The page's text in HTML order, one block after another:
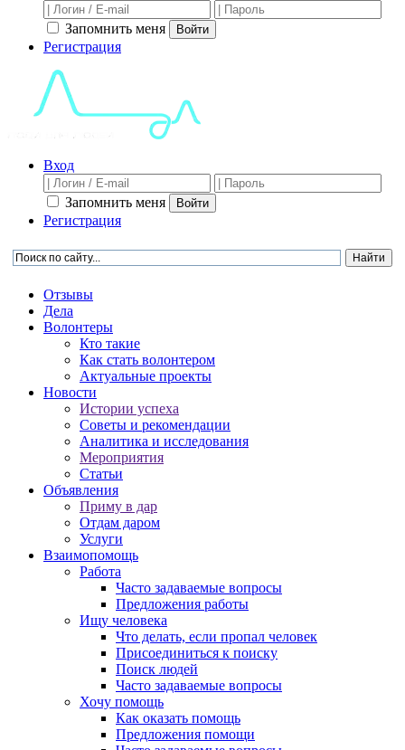
Запомнить меня Войти
Регистрация
Вход
Запомнить меня Войти
Регистрация
Отзывы
Дела
Волонтеры
Кто такие
Как стать волонтером
Актуальные проекты
Новости
Истории успеха
Советы и рекомендации
Аналитика и исследования
Мероприятия
Статьи
Объявления
Приму в дар
Отдам даром
Услуги
Взаимопомощь
Работа
Часто задаваемые вопросы
Предложения работы
Ищу человека
Что делать, если пропал человек
Присоединиться к поиску
Поиск людей
Часто задаваемые вопросы
Хочу помощь
Как оказать помощь
Предложения помощи